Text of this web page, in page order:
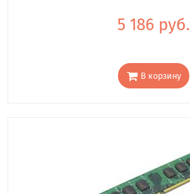
5 186 руб.
В корзину